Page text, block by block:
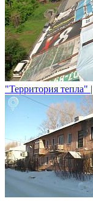
"Территория